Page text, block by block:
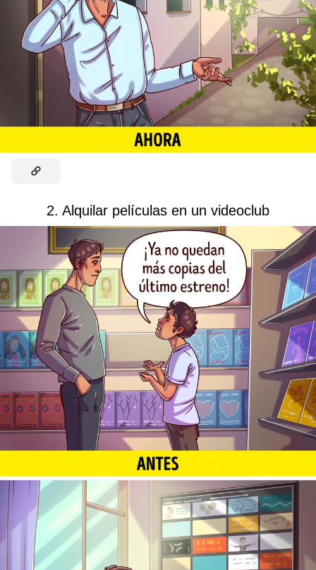
2. Alquilar películas en un videoclub